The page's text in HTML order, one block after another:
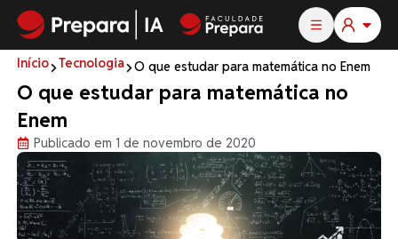
Início Tecnologia O que estudar para matemática no Enem
O que estudar para matemática no
Enem
Publicado em 1 de novembro de 2020